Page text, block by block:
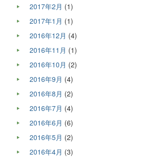
2017年2月 (1)
2017年1月 (1)
2016年12月 (4)
2016年11月 (1)
2016年10月 (2)
2016年9月 (4)
2016年8月 (2)
2016年7月 (4)
2016年6月 (6)
2016年5月 (2)
2016年4月 (3)